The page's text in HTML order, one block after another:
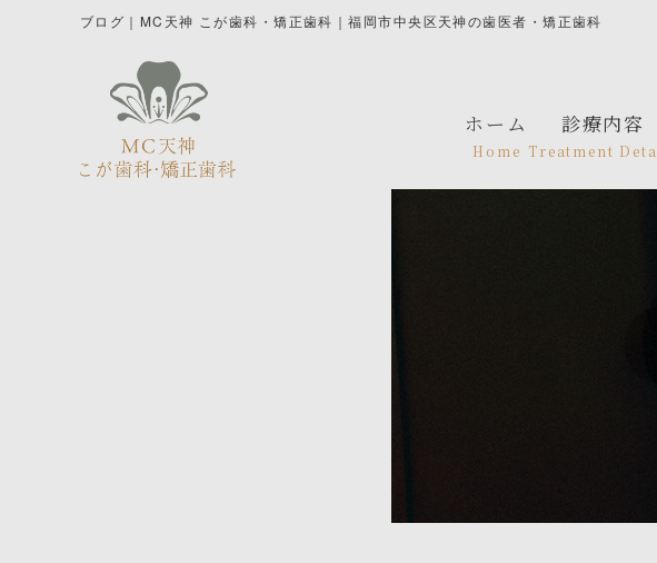
ホーム
Home
診療内容
Treatment
ブログ｜MC天神 こが歯科・矯正歯科｜福岡市中央区天神の歯医者・矯正歯科